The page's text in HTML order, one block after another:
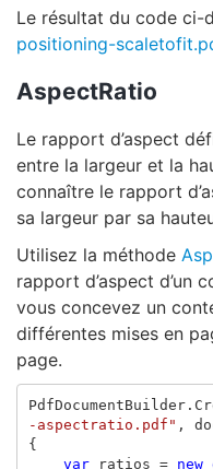
Le résultat du code ci-
positioning-
AspectRatio
Le rapport d’aspect
entre la largeur et la
connaître le rapport
sa largeur par sa
Utilisez la méthode
rapport d’aspect d’un
vous concevez un
différentes mises en
page.
PdfDocumentBuilder.
-aspectratio.pdf" ,
{
var
ratios = new